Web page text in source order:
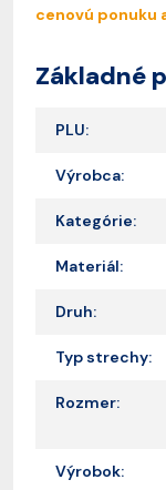
cenovú ponuku
Základné
PLU:
Výrobca:
Kategórie:
Materiál:
Druh:
Typ strechy:
Rozmer:
Výrobok: